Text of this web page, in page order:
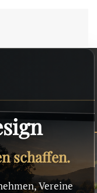
schaffen.
Vereine